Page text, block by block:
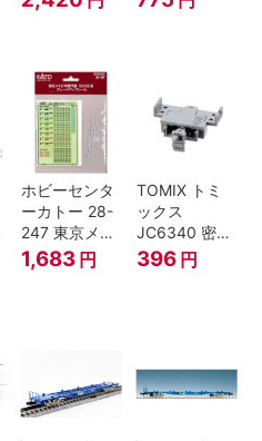
トグレー) 2枚
ホビーセンタ
ーカトー 28-
247 東京メト
ロ半蔵門線
18000系グレ
1,683 円
TOMIX トミ
ックス
JC6340 密連
形TNカプラー
ジ
396 円